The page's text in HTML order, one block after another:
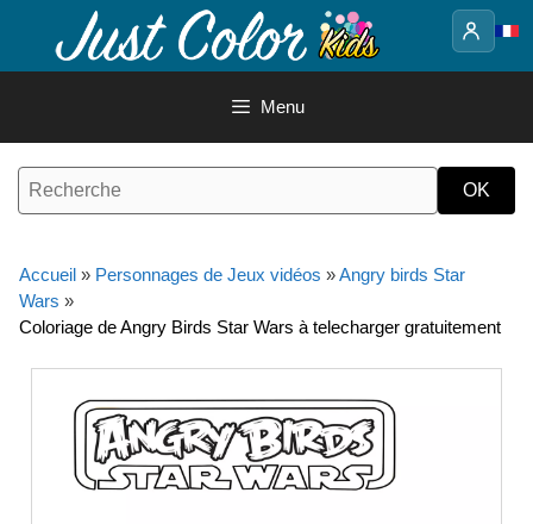
contenu
Menu
Accueil » Personnages de Jeux vidéos »Angry birds Star
Wars »
Coloriage de Angry Birds Star Wars à telecharger gratuitement